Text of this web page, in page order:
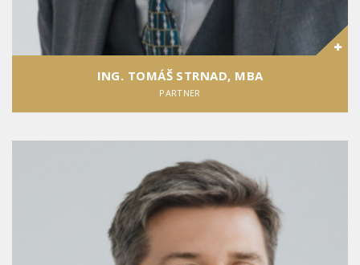
ING. TOMÁŠ STRNAD, MBA
PARTNER